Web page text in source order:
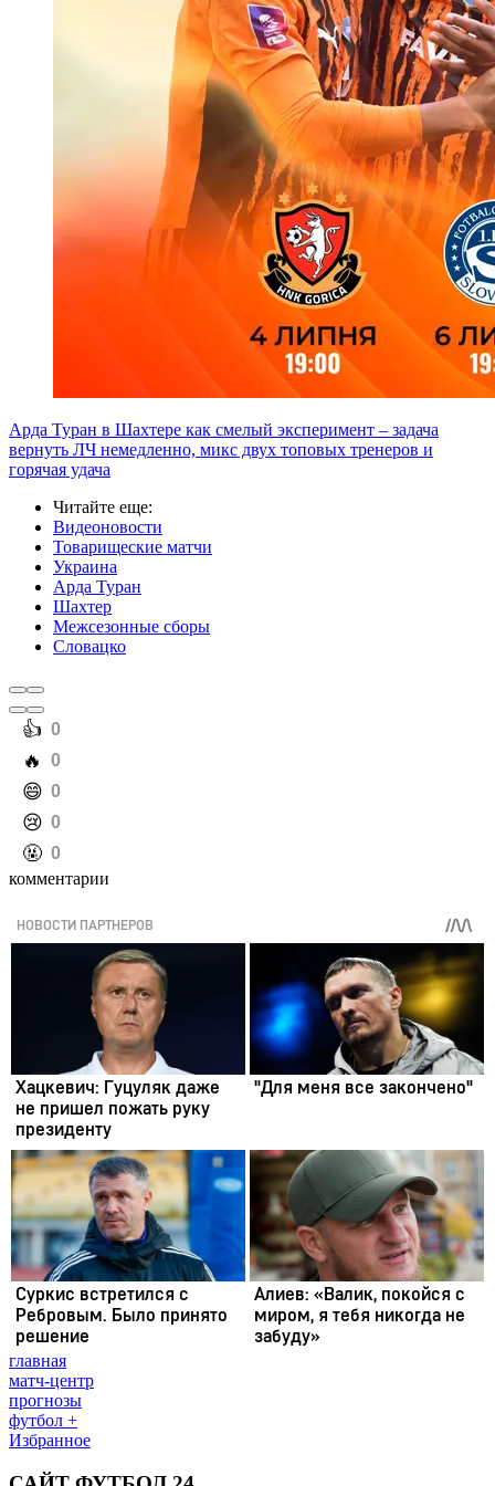
Арда Туран в Шахтере как смелый эксперимент – задача
вернуть ЛЧ немедленно, микс двух топовых тренеров и
горячая удача
Читайте еще:
Видеоновости
Товарищеские матчи
Украина
Арда Туран
Шахтер
Межсезонные сборы
Словацко
️👍 0
️🔥 0
️😄 0
️😢 0
️🤬 0
комментарии
главная
матч-центр
прогнозы
футбол +
Избранное